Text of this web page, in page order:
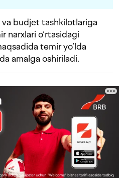
va budjet tashkilotlariga
narxlari o‘rtasidagi
temir yo‘lda
amalga oshiriladi.